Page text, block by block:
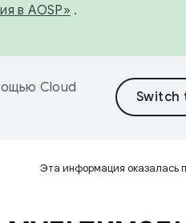
в AOSP» .
Cloud
Эта информация оказалась